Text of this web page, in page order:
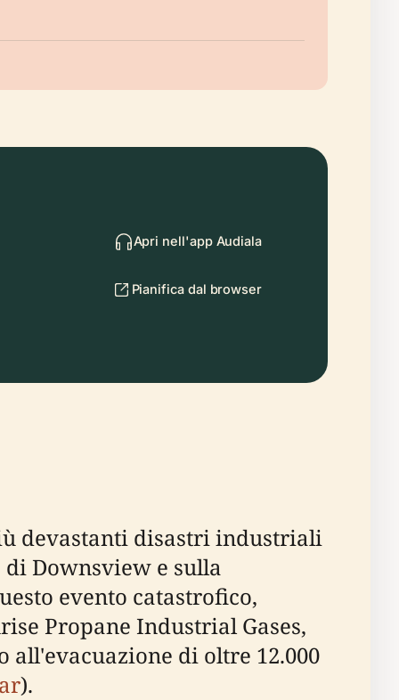
Apri nell'app Audiala
Pianifica dal browser
devastanti disastri industriali
Downsview e sulla
evento catastrofico,
Propane Industrial Gases,
all'evacuazione di oltre 12.000
).